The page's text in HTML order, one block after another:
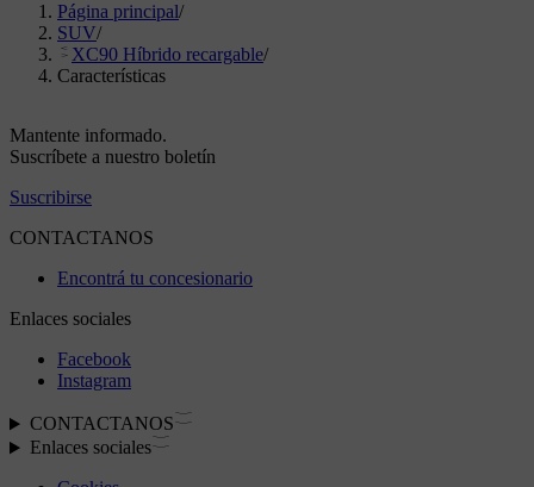
Página principal/
SUV/
XC90 Híbrido recargable/
Características